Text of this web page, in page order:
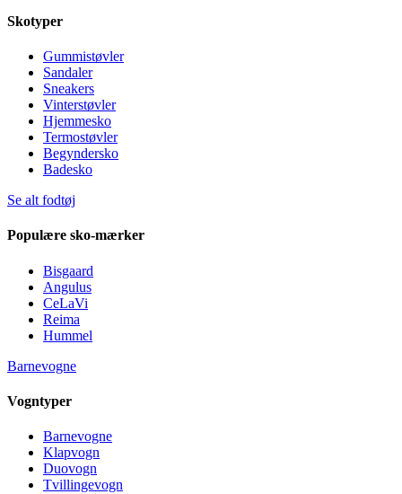
Skotyper
Gummistøvler
Sandaler
Sneakers
Vinterstøvler
Hjemmesko
Termostøvler
Begyndersko
Badesko
Se alt fodtøj
Populære sko-mærker
Bisgaard
Angulus
CeLaVi
Reima
Hummel
Barnevogne
Vogntyper
Barnevogne
Klapvogn
Duovogn
Tvillingevogn